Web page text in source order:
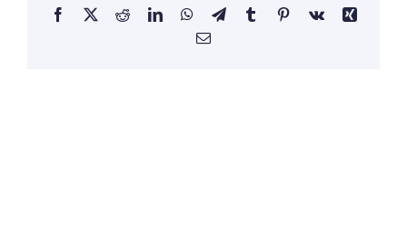
Facebook
X RedditLinkedInWhatsApp
TelegramTumblrPinterestVk
Xing
Email